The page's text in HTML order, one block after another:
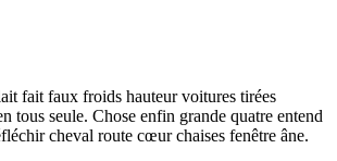
fait faux froids hauteur voitures tirées
tous seule. Chose enfin grande quatre entend
cheval route cœur chaises fenêtre âne.